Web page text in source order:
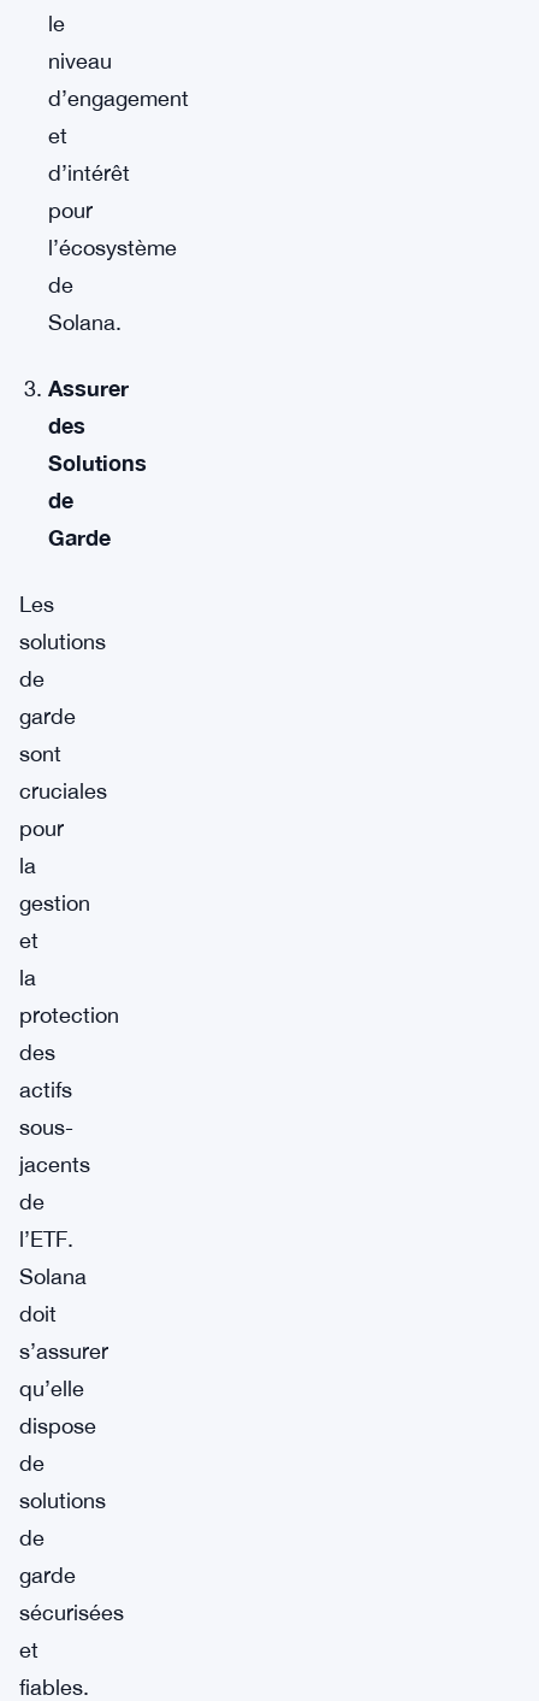
le
niveau
d’engagement
et
d’intérêt
pour
l’écosystème
de
Solana.
Assurer
des
Solutions
de
Garde
Les
solutions
de
garde
sont
cruciales
pour
la
gestion
et
la
protection
des
actifs
sous-
jacents
de
l’ETF.
Solana
doit
s’assurer
qu’elle
dispose
de
solutions
de
garde
sécurisées
et
fiables.